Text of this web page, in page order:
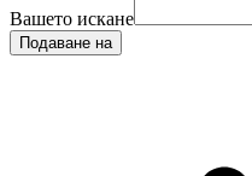
Вашето искане
Подаване на